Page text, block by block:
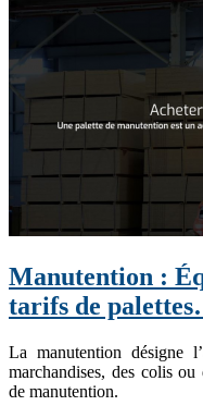
Manutention :
tarifs de
La manutention désigne
marchandises, des colis ou
de manutention.